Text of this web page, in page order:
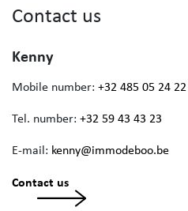
Contact us
Kenny
Mobile number: +32 485 05 24 22
Tel. number: +32 59 43 43 23
E-mail: kenny@immodeboo.be
Contact us